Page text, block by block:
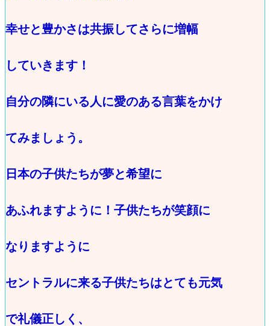
幸せと豊かさは共振してさらに増幅
していきます！
自分の隣にいる人に愛のある言葉をかけ
てみましょう。
日本の子供たちが夢と希望に
あふれますように！子供たちが笑顔に
なりますように
セントラルに来る子供たちはとても元気
で礼儀正しく、